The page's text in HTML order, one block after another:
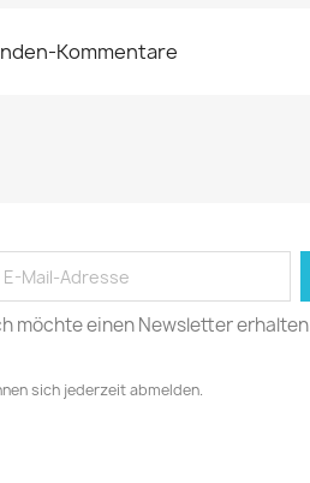
Kommentare
möchte einen Newsletter erhalten
sich jederzeit abmelden.